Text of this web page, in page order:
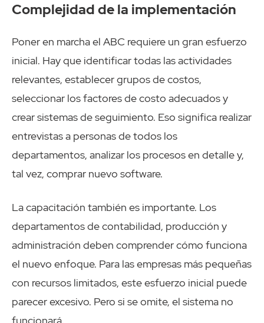
Complejidad de la implementación
Poner en marcha el ABC requiere un gran esfuerzo
inicial. Hay que identificar todas las actividades
relevantes, establecer grupos de costos,
seleccionar los factores de costo adecuados y
crear sistemas de seguimiento. Eso significa realizar
entrevistas a personas de todos los
departamentos, analizar los procesos en detalle y,
tal vez, comprar nuevo software.
La capacitación también es importante. Los
departamentos de contabilidad, producción y
administración deben comprender cómo funciona
el nuevo enfoque. Para las empresas más pequeñas
con recursos limitados, este esfuerzo inicial puede
parecer excesivo. Pero si se omite, el sistema no